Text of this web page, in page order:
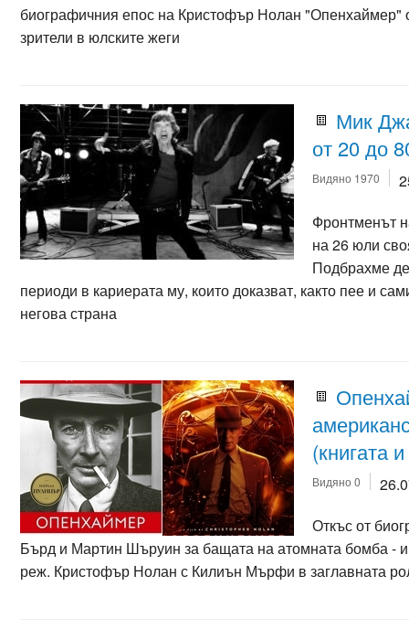
биографичния епос на Кристофър Нолан "Опенхаймер"
зрители в юлските жеги
Мик
от 20 до
Видяно 1970
Фронтменът
на 26 юли
Подбрахме
периоди в кариерата му, които доказват, както пее и
негова страна
(книгата
Видяно 0
Откъс от
Бърд и Мартин Шъруин за бащата на атомната бомба - и
реж. Кристофър Нолан с Килиън Мърфи в заглавната